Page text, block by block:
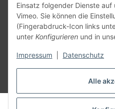
Alle
Einsatz folgender Dienste auf
Vimeo. Sie können die
(Fingerabdruck-Icon links
unter Konfigurieren und in
Impressum Datenschutz
Vertrag
* Alle Preise inkl. gesetzlicher USt.,
©